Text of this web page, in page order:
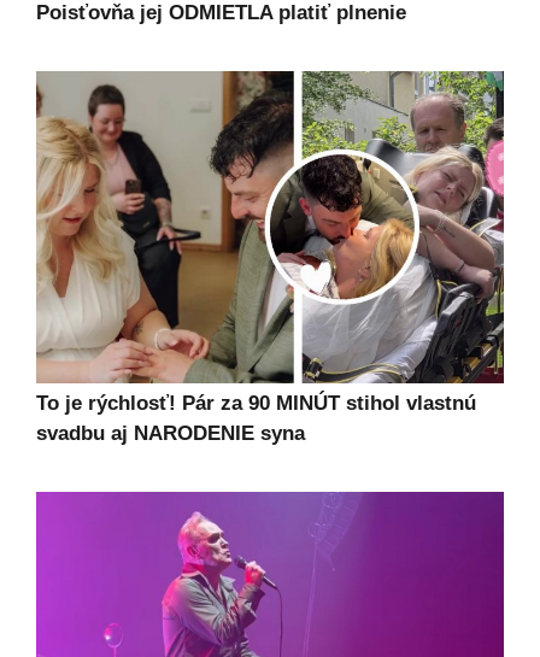
Poisťovňa jej ODMIETLA platiť plnenie
To je rýchlosť! Pár za 90 MINÚT stihol vlastnú
svadbu aj NARODENIE syna